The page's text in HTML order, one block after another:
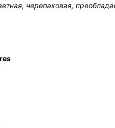
черепаховая,